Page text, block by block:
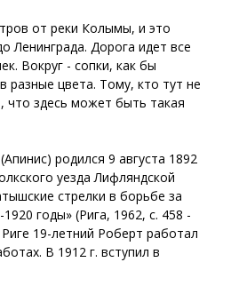
от реки Колымы, и это
Ленинграда. Дорога идет все
Вокруг - сопки, как бы
разные цвета. Тому, кто тут не
что здесь может быть такая
родился 9 августа 1892
уезда Лифляндской
стрелки в борьбе за
годы» (Рига, 1962, с. 458 -
19-летний Роберт работал
В 1912 г. вступил в